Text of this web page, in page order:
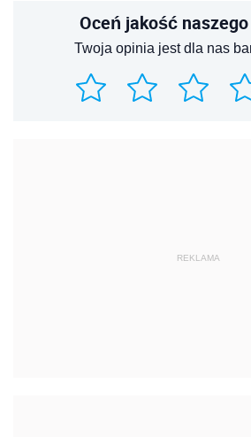
Oceń jakość naszego
Twoja opinia jest dla nas
REKLAMA